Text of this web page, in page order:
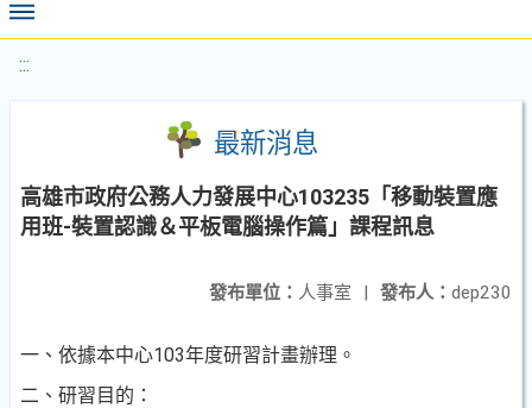
:::
最新消息
高雄市政府公務人力發展中心103235「移動裝置應
用班-裝置認識＆平板電腦操作篇」課程訊息
發布人： dep230
發布單位： 人事室 |
一、依據本中心103年度研習計畫辦理。
二、研習目的：